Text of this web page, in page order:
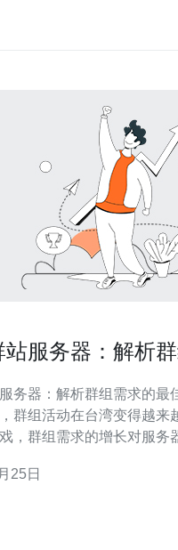
站服务器：解析
器：解析群组需求的最佳选择 随着
群组活动在台湾变得越来
，群组需求的增长对服务
25日